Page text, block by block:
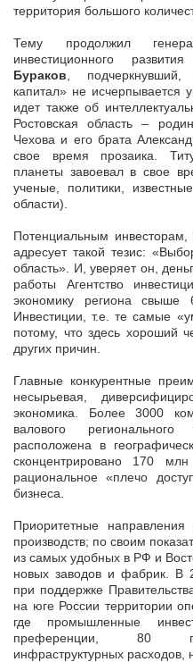
территория большого
Тему продолжил
инвестиционного
Бураков ,
капитал» не исчерпывается
идет также об
Ростовская область –
Чехова и его брата
свое время прозаика.
планеты завоевал в свое
ученые, политики,
области).
Потенциальным инвесторам,
адресует такой тезис:
область». И, уверяет он,
работы Агентство
экономику региона свыше
Инвестиции, т.е. те самые
потому, что здесь хороший
других причин.
Главные конкурентные
несырьевая,
экономика. Более 3000
валового
расположена в
сконцентрировано 170
рациональное «плечо
бизнеса.
Приоритетные
производств; по своим
из самых удобных в РФ и
новых заводов и фабрик. В
при поддержке
на юге России территории
где промышленные
преференции, 80
инфраструктурных расходов,